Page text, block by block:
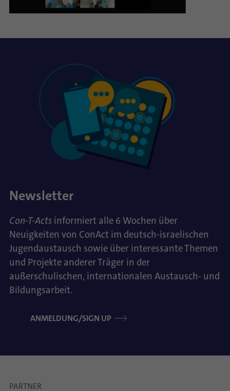
Newsletter
Con-T-Acts informiert alle 6 Wochen über
Neuigkeiten von ConAct im deutsch-israelischen
Jugendaustausch sowie über interessante Themen
und Projekte anderer Träger in der
außerschulischen, internationalen Austausch- und
Bildungsarbeit.
ANMELDUNG/SIGN UP
PARTNER